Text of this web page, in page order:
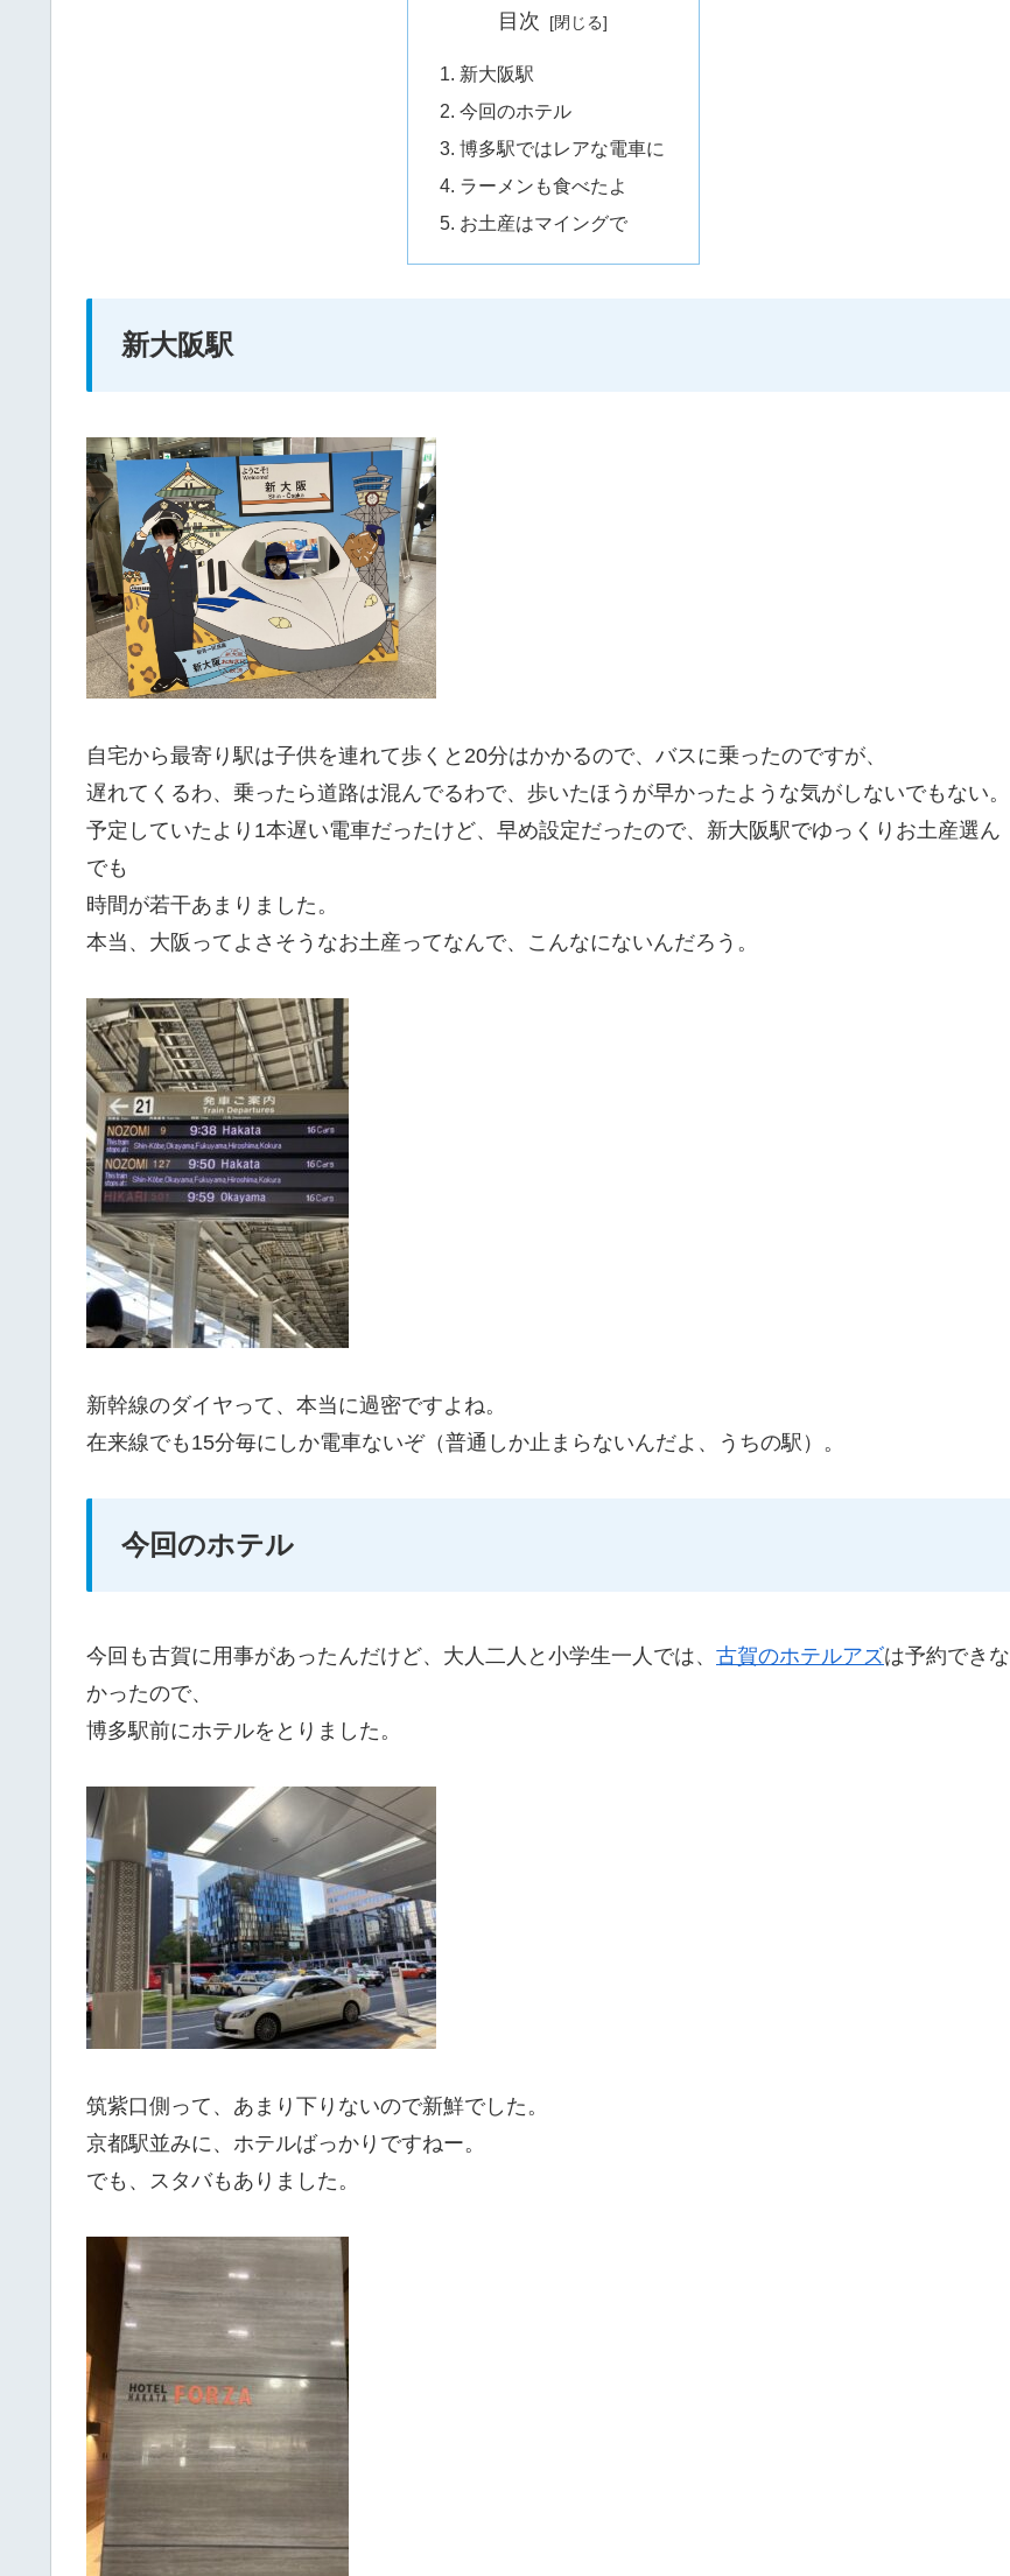
目次
新大阪駅
今回のホテル
博多駅ではレアな電車に
ラーメンも食べたよ
お土産はマイングで
新大阪駅
自宅から最寄り駅は子供を連れて歩くと20分はかかるので、バスに乗ったのですが、
遅れてくるわ、乗ったら道路は混んでるわで、歩いたほうが早かったような気がしないでもない。
予定していたより1本遅い電車だったけど、早め設定だったので、新大阪駅でゆっくりお土産選ん
でも
時間が若干あまりました。
本当、大阪ってよさそうなお土産ってなんで、こんなにないんだろう。
新幹線のダイヤって、本当に過密ですよね。
在来線でも15分毎にしか電車ないぞ（普通しか止まらないんだよ、うちの駅）。
今回のホテル
今回も古賀に用事があったんだけど、大人二人と小学生一人では、 古賀のホテルアズは予約できな
かったので、
博多駅前にホテルをとりました。
筑紫口側って、あまり下りないので新鮮でした。
京都駅並みに、ホテルばっかりですねー。
でも、スタバもありました。